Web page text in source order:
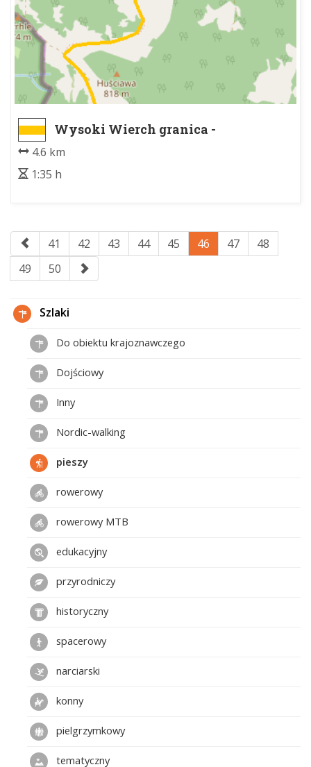
Wysoki Wierch granica -
Szlachtowa
4.6 km
1:35 h
41 42 43 44 45 46 47
48
49
50
Szlaki
Do obiektu krajoznawczego
Dojściowy
Inny
Nordic-walking
pieszy
rowerowy
rowerowy MTB
edukacyjny
przyrodniczy
historyczny
spacerowy
narciarski
konny
pielgrzymkowy
tematyczny